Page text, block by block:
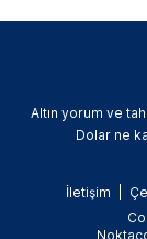
Altın yorum ve
Dolar ne
İletişim